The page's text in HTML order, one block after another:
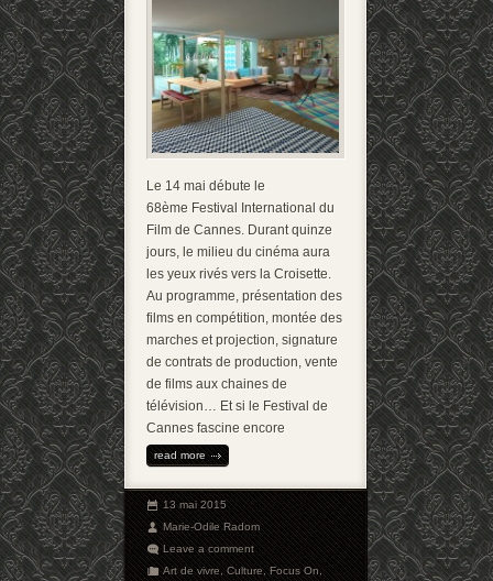
Le 14 mai débute le
68ème Festival International du
Film de Cannes. Durant quinze
jours, le milieu du cinéma aura
les yeux rivés vers la Croisette.
Au programme, présentation des
films en compétition, montée des
marches et projection, signature
de contrats de production, vente
de films aux chaines de
télévision… Et si le Festival de
Cannes fascine encore
read more
13 mai 2015
Marie-Odile Radom
Leave a comment
Art de vivre,Culture,Focus On,